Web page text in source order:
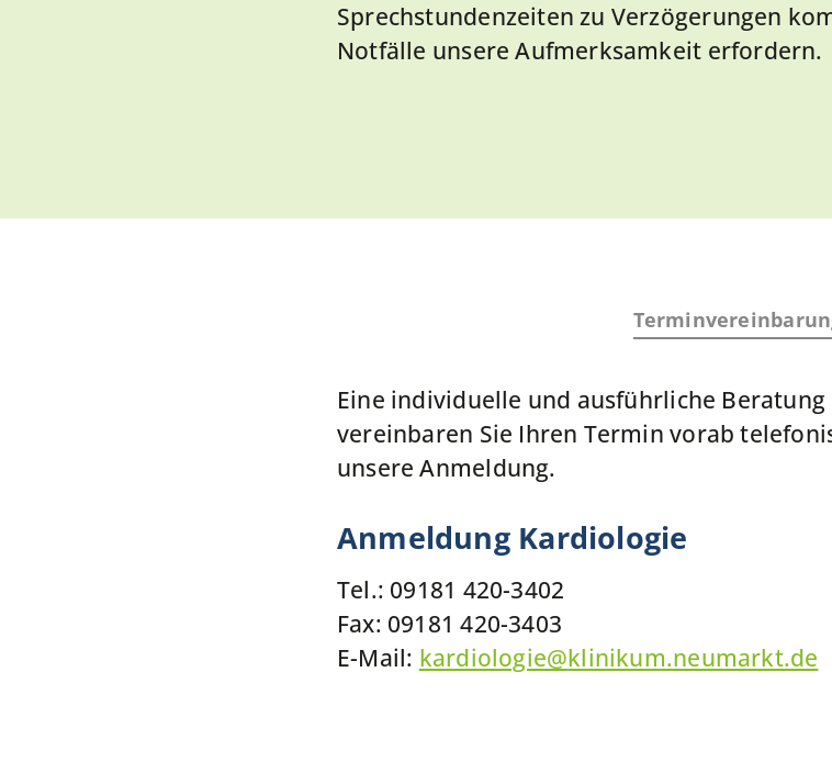
Sprechstundenzeiten zu Verzögerungen
Notfälle unsere Aufmerksamkeit erfordern.
Eine individuelle und ausführliche
vereinbaren Sie Ihren Termin vorab
unsere Anmeldung.
Anmeldung Kardiologie
Tel.: 09181 420-3402
Fax: 09181 420-3403
E-Mail: kardiologie@klinikum.neumarkt.de